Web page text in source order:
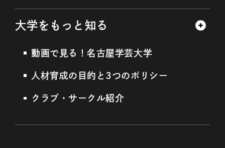
大学をもっと知る
動画で見る！名古屋学芸大学
人材育成の目的と3つのポリシー
クラブ・サークル紹介